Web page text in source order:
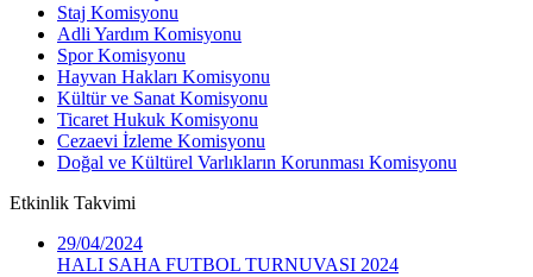
Staj Komisyonu
Adli Yardım Komisyonu
Spor Komisyonu
Hayvan Hakları Komisyonu
Kültür ve Sanat Komisyonu
Ticaret Hukuk Komisyonu
Cezaevi İzleme Komisyonu
Doğal ve Kültürel Varlıkların Korunması Komisyonu
Etkinlik Takvimi
29/04/2024
HALI SAHA FUTBOL TURNUVASI 2024